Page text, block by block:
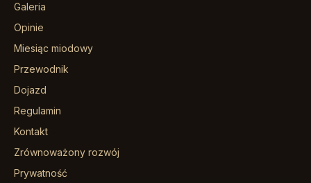
Galeria
Opinie
Miesiąc miodowy
Przewodnik
Dojazd
Regulamin
Kontakt
Zrównoważony rozwój
Prywatność